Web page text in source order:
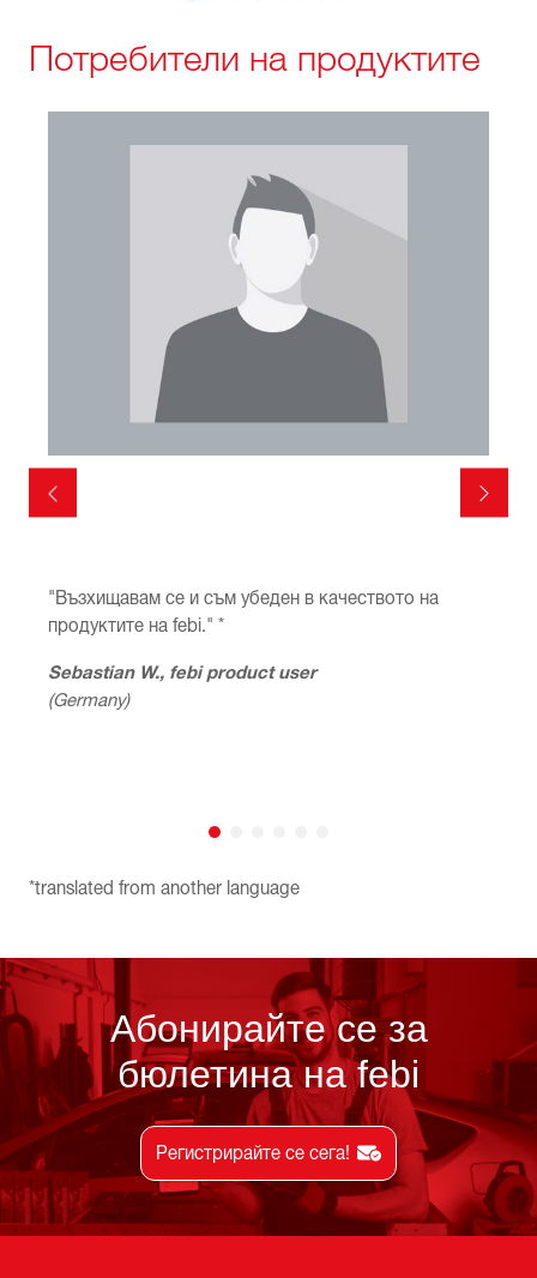
Потребители на продуктите
"Възхищавам се и съм убеден в качеството на
продуктите на febi." *
Sebastian W., febi product user
(Germany)
*translated from another language
Абонирайте се за
бюлетина на febi
Регистрирайте се сега!